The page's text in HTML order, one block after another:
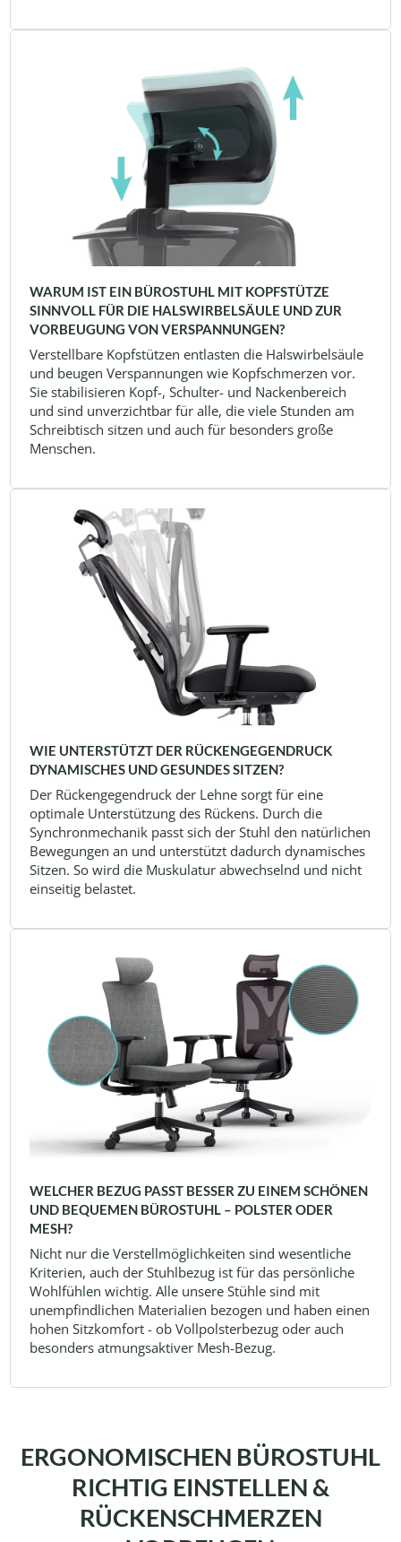
WARUM IST EIN BÜROSTUHL MIT KOPFSTÜTZE
SINNVOLL FÜR DIE HALSWIRBELSÄULE UND ZUR
VORBEUGUNG VON VERSPANNUNGEN?
Verstellbare Kopfstützen entlasten die Halswirbelsäule
und beugen Verspannungen wie Kopfschmerzen vor.
Sie stabilisieren Kopf-, Schulter- und Nackenbereich
und sind unverzichtbar für alle, die viele Stunden am
Schreibtisch sitzen und auch für besonders große
Menschen.
WIE UNTERSTÜTZT DER RÜCKENGEGENDRUCK
DYNAMISCHES UND GESUNDES SITZEN?
Der Rückengegendruck der Lehne sorgt für eine
optimale Unterstützung des Rückens. Durch die
Synchronmechanik passt sich der Stuhl den natürlichen
Bewegungen an und unterstützt dadurch dynamisches
Sitzen. So wird die Muskulatur abwechselnd und nicht
einseitig belastet.
WELCHER BEZUG PASST BESSER ZU EINEM SCHÖNEN
UND BEQUEMEN BÜROSTUHL – POLSTER ODER
MESH?
Nicht nur die Verstellmöglichkeiten sind wesentliche
Kriterien, auch der Stuhlbezug ist für das persönliche
Wohlfühlen wichtig. Alle unsere Stühle sind mit
unempfindlichen Materialien bezogen und haben einen
hohen Sitzkomfort - ob Vollpolsterbezug oder auch
besonders atmungsaktiver Mesh-Bezug.
ERGONOMISCHEN BÜROSTUHL
RICHTIG EINSTELLEN &
RÜCKENSCHMERZEN